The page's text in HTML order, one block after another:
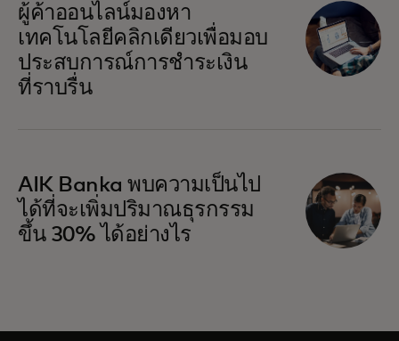
ผู้ค้าออนไลน์มองหา
เทคโนโลยีคลิกเดียวเพื่อมอบ
ประสบการณ์การชำระเงิน
ที่ราบรื่น
opens in a new tab
AIK Banka พบความเป็นไป
ได้ที่จะเพิ่มปริมาณธุรกรรม
ขึ้น 30% ได้อย่างไร